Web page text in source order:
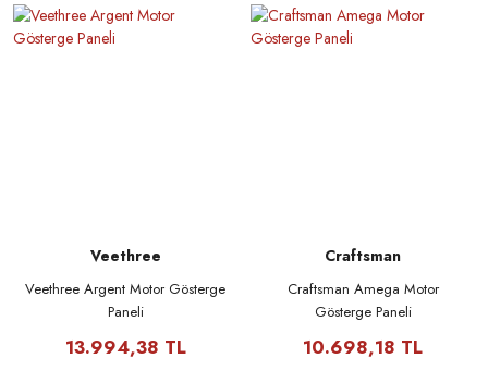
Veethree
Veethree Argent Motor Gösterge
Paneli
13.994,38 TL
Craftsman
Craftsman Amega Motor
Gösterge Paneli
10.698,18 TL